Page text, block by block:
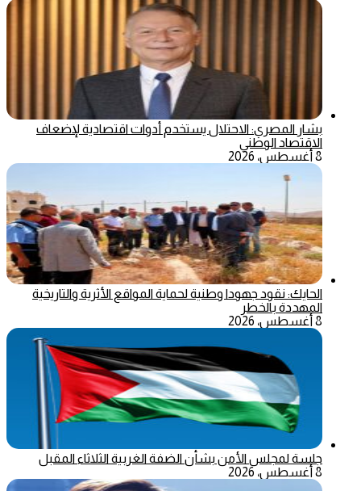
بشار المصري: الاحتلال يستخدم أدوات اقتصادية لإضعاف
الاقتصاد الوطني
8 أغسطس، 2026
الحايك: نقود جهودا وطنية لحماية المواقع الأثرية والتاريخية
المهددة بالخطر
8 أغسطس، 2026
جلسة لمجلس الأمن بشأن الضفة الغربية الثلاثاء المقبل
8 أغسطس، 2026